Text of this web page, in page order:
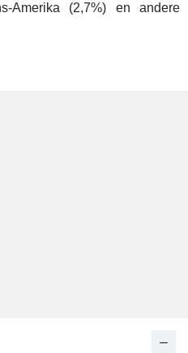
Amerika (2,7%) en andere